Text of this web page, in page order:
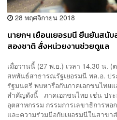
28 พฤศจิกายน 2018
นายกฯ เยือนเยอรมนี ยืนยันสนับ
สองชาติ สั่งหน่วยงานช่วยดูแล
เมื่อวานนี้ (27 พ.ย.) เวลา 14.30 น.
สหพันธ์สาธารณรัฐเยอรมนี พล.อ. ป
รัฐมนตรี พบหารือกับภาคเอกชนไทย
สำคัญดังนี้ ภาคเอกชนไทย เช่น ปร
อุตสาหกรรม กรรมการเลขาธิการหอ
และความร่วมมือกับเยอรมนีในสาข